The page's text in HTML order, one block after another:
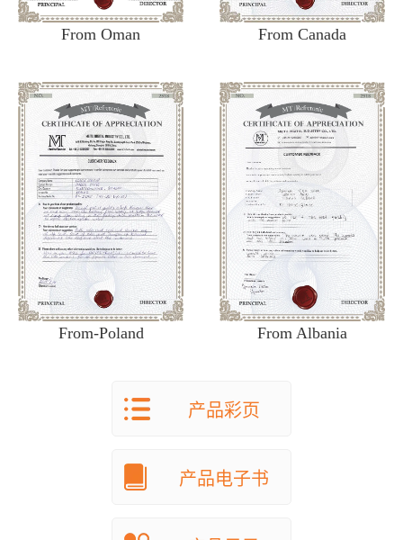
From Oman From Canada
From-Poland From Albania
产品彩页
产品电子书